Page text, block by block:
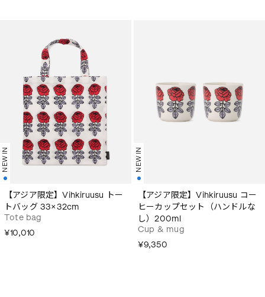
NEW IN
【アジア限定】Vihkiruusu トー
トバッグ 33×32cm
Tote bag
¥10,010
NEW IN
【アジア限定】Vihkiruusu コー
ヒーカップセット（ハンドルな
し）200ml
Cup & mug
¥9,350